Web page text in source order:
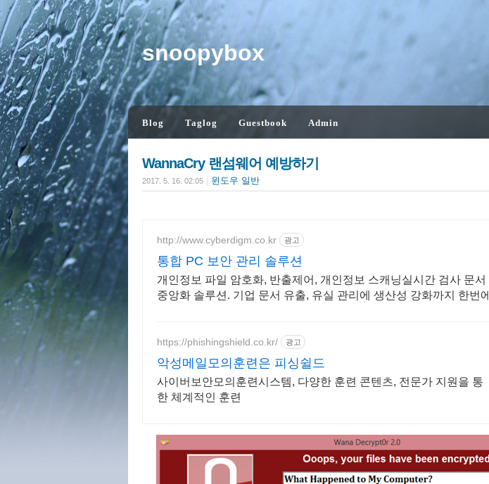
snoopybox
Blog Taglog Guestbook Admin
WannaCry 랜섬웨어 예방하기
2017. 5. 16. 02:05 윈도우 일반
http://www.cyberdigm.co.kr 광고
통합 PC 보안 관리 솔루션
개인정보 파일 암호화, 반출제어, 개인정보 스캐닝실시간 검사 문서
중앙화 솔루션. 기업 문서 유출, 유실 관리에 생산성 강화까지 한번에
https://phishingshield.co.kr/ 광고
악성메일모의훈련은 피싱쉴드
사이버보안모의훈련시스템, 다양한 훈련 콘텐츠, 전문가 지원을 통
한 체계적인 훈련